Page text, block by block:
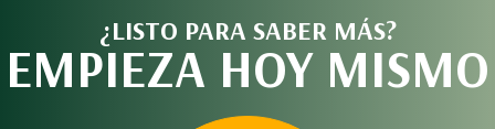
¿LISTO PARA SABER MÁS?
EMPIEZA HOY MISMO